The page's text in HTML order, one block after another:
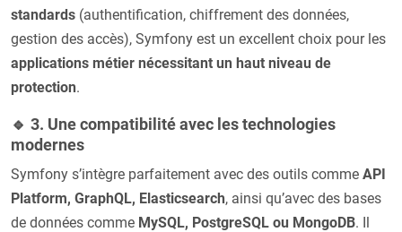
standards (authentification, chiffrement des données,
gestion des accès), Symfony est un excellent choix pour les
applications métier nécessitant un haut niveau de
protection.
🔹 3. Une compatibilité avec les technologies
modernes
Symfony s’intègre parfaitement avec des outils comme API
Platform, GraphQL, Elasticsearch, ainsi qu’avec des bases
de données comme MySQL, PostgreSQL ou MongoDB. Il